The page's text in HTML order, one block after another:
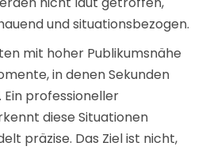
und situationsbezogen.
mit hoher Publikumsnähe
in denen Sekunden
professioneller
diese Situationen
präzise. Das Ziel ist nicht,